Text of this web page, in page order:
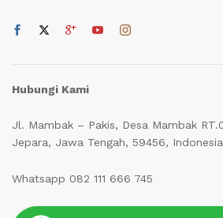
Hubungi Kami
Jl. Mambak – Pakis, Desa Mambak
Jepara, Jawa Tengah, 59456,
Whatsapp 082 111 666 745